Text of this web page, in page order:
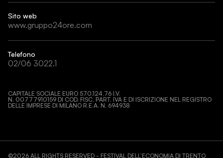
Sito web
www.gruppo24ore.com
Telefono
02/06 3022.1
CAPITALE SOCIALE EURO 570.124,76 I.V.
N. 00777910159 DI COD. FISC, PART. IVA E DI ISCRIZIONE NEL REGISTRO
DELLE IMPRESE DI MILANO R.E.A. N. 694938
©2026 ALL RIGHTS RESERVED - FESTIVAL DELL’ECONOMIA DI TRENTO